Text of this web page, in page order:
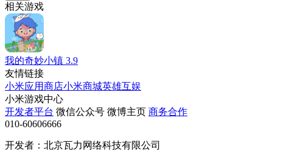
相关游戏
我的奇妙小镇 3.9
友情链接
小米应用商店小米商城英雄互娱
小米游戏中心
开发者平台 微信公众号 微博主页 商务合作
010-60606666
开发者：北京瓦力网络科技有限公司